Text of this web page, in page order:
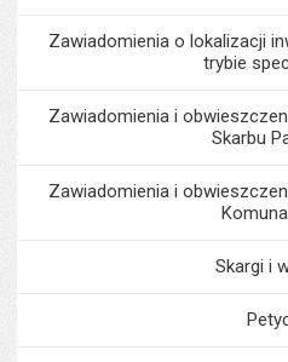
Zawiadomienia o lokalizacji
trybie
Zawiadomienia i
Skarbu
Zawiadomienia i
Skargi i